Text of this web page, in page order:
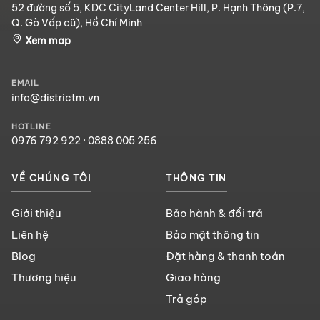
52 đường số 5, KDC CityLand Center Hill, P. Hạnh Thông (P.7,
Q. Gò Vấp cũ), Hồ Chí Minh
Xem map
EMAIL
info@districtm.vn
HOTLINE
0976 792 922 · 0888 005 256
VỀ CHÚNG TÔI
Giới thiệu
Liên hệ
Blog
Thương hiệu
THÔNG TIN
Bảo hành & đổi trả
Bảo mật thông tin
Đặt hàng & thanh toán
Giao hàng
Trả góp